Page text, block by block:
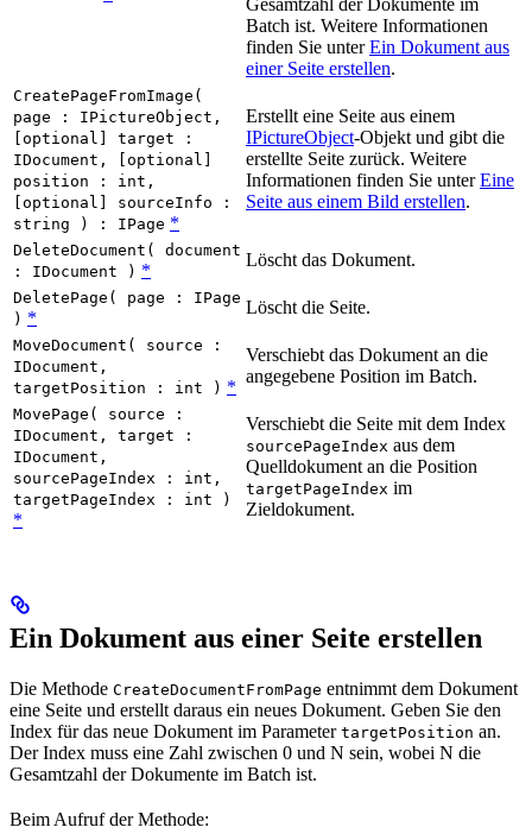
Batch ist. Weitere Informationen
finden Sie unterEin Dokument aus
einer Seite erstellen.
CreatePageFromImage(
page : IPictureObject,
[optional] target :
IDocument, [optional]
position : int,
[optional] sourceInfo :
string ) : IPage *
Erstellt eine Seite aus einem
IPictureObject-Objekt und gibt die
erstellte Seite zurück. Weitere
Informationen finden Sie unterEine
Seite aus einem Bild erstellen.
DeleteDocument( document
: IDocument ) *
Löscht das Dokument.
DeletePage( page : IPage
) *
Löscht die Seite.
MoveDocument( source :
IDocument,
targetPosition : int ) *
Verschiebt das Dokument an die
angegebene Position im Batch.
MovePage( source :
IDocument, target :
IDocument,
sourcePageIndex : int,
targetPageIndex : int )
*
Verschiebt die Seite mit dem Index
sourcePageIndex aus dem
Quelldokument an die Position
targetPageIndex im
Zieldokument.
Ein Dokument aus einer Seite erstellen
Die Methode CreateDocumentFromPage entnimmt dem Dokument
eine Seite und erstellt daraus ein neues Dokument. Geben Sie den
Index für das neue Dokument im Parameter targetPosition an.
Der Index muss eine Zahl zwischen 0 und N sein, wobei N die
Gesamtzahl der Dokumente im Batch ist.
Beim Aufruf der Methode: